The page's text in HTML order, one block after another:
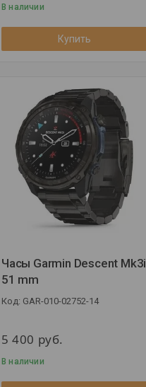
В наличии
Купить
Часы Garmin Descent Mk3i
51 mm
GAR-010-02752-14
5 400 руб.
В наличии